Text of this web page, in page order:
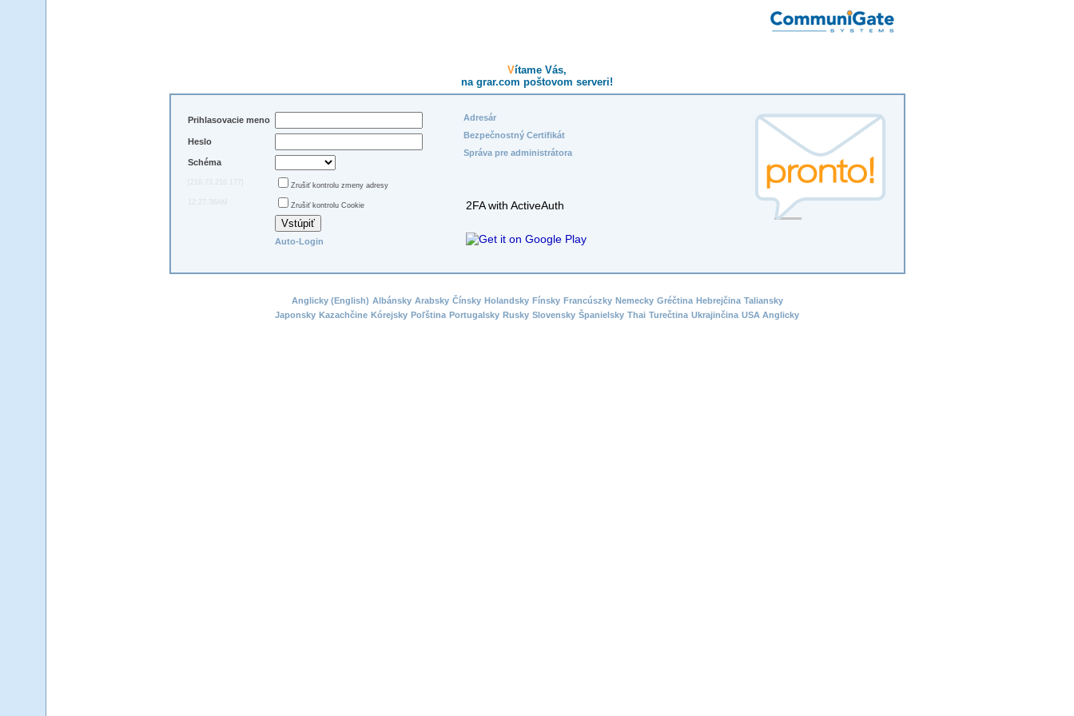
Vítame Vás,
na grar.com poštovom serveri!
Prihlasovacie meno
Heslo
Schéma
[216.73.216.177] Zrušiť kontrolu zmeny adresy
12:27:36AM Zrušiť kontrolu Cookie
Auto-Login
Adresár
Bezpečnostný Certifikát
Správa pre administrátora
2FA with ActiveAuth
Anglicky (English) Albánsky Arabsky Čínsky Holandsky Fínsky Francúszky Nemecky Gréčtina Hebrejčina Taliansky
Japonsky Kazachčine Kórejsky Poľština Portugalsky Rusky Slovensky Španielsky Thai Turečtina Ukrajinčina USA Anglicky